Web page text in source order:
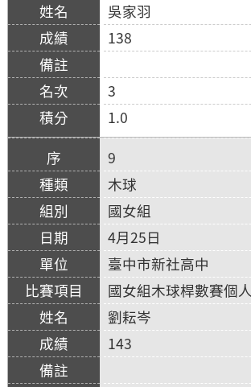
吳家羽
138
3
1.0
9
木球
國女組
4月25日
臺中市新社高中
國女組木球桿數賽個人
劉耘岑
143